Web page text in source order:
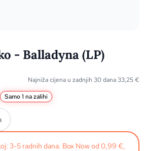
- Balladyna (LP)
Najniža cijena u zadnjih 30 dana33,25€
Samo 1 na zalihi
3-5 radnih dana. Box Now od 0,99 €,